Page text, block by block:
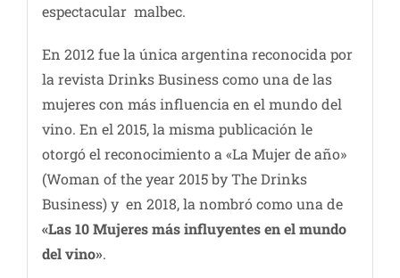
espectacular malbec.
En 2012 fue la única argentina reconocida por
la revista Drinks Business como una de las
mujeres con más influencia en el mundo del
vino. En el 2015, la misma publicación le
otorgó el reconocimiento a «La Mujer de año»
(Woman of the year 2015 by The Drinks
Business) y en 2018, la nombró como una de
«Las 10 Mujeres más influyentes en el mundo
del vino».